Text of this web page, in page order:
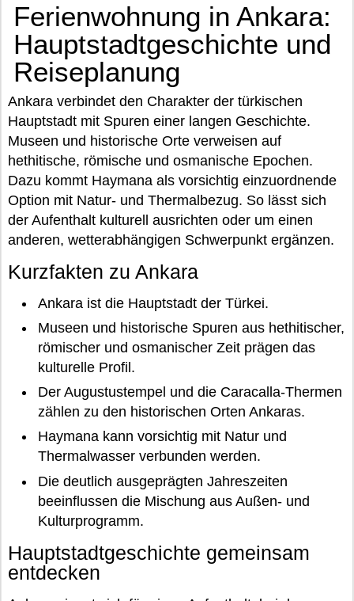
Ferienwohnung in Ankara:
Hauptstadtgeschichte und
Reiseplanung
Ankara verbindet den Charakter der türkischen
Hauptstadt mit Spuren einer langen Geschichte.
Museen und historische Orte verweisen auf
hethitische, römische und osmanische Epochen.
Dazu kommt Haymana als vorsichtig einzuordnende
Option mit Natur- und Thermalbezug. So lässt sich
der Aufenthalt kulturell ausrichten oder um einen
anderen, wetterabhängigen Schwerpunkt ergänzen.
Kurzfakten zu Ankara
Ankara ist die Hauptstadt der Türkei.
Museen und historische Spuren aus hethitischer,
römischer und osmanischer Zeit prägen das
kulturelle Profil.
Der Augustustempel und die Caracalla-Thermen
zählen zu den historischen Orten Ankaras.
Haymana kann vorsichtig mit Natur und
Thermalwasser verbunden werden.
Die deutlich ausgeprägten Jahreszeiten
beeinflussen die Mischung aus Außen- und
Kulturprogramm.
Hauptstadtgeschichte gemeinsam
entdecken